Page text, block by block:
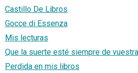
Castillo De Libros
Gocce di Essenza
Mis lecturas
Que la suerte esté siempre de
Perdida en mis libros